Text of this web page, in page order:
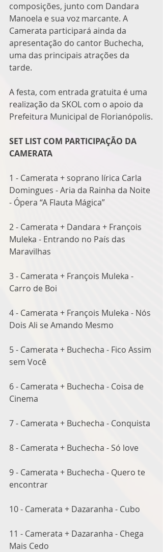
composições, junto com Dandara
Manoela e sua voz marcante. A
Camerata participará ainda da
apresentação do cantor Buchecha,
uma das principais atrações da
tarde.
A festa, com entrada gratuita é uma
realização da SKOL com o apoio da
Prefeitura Municipal de Florianópolis.
SET LIST COM PARTICIPAÇÃO DA
CAMERATA
1 - Camerata + soprano lírica Carla
Domingues - Aria da Rainha da Noite
- Ópera “A Flauta Mágica”
2 - Camerata + Dandara + François
Muleka - Entrando no País das
Maravilhas
3 - Camerata + François Muleka -
Carro de Boi
4 - Camerata + François Muleka - Nós
Dois Ali se Amando Mesmo
5 - Camerata + Buchecha - Fico Assim
sem Você
6 - Camerata + Buchecha - Coisa de
Cinema
7 - Camerata + Buchecha - Conquista
8 - Camerata + Buchecha - Só love
9 - Camerata + Buchecha - Quero te
encontrar
10 - Camerata + Dazaranha - Cubo
11 - Camerata + Dazaranha - Chega
Mais Cedo